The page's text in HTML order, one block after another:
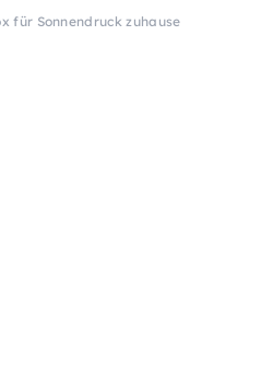
für Sonnendruck zuhause